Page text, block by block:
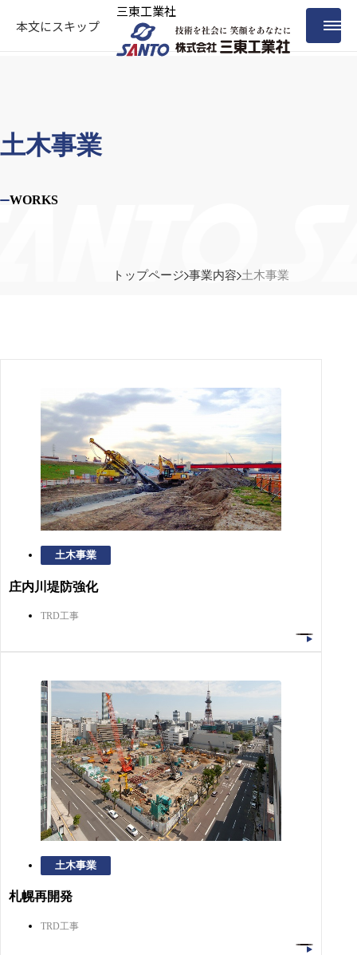
本文にスキップ
三東工業社
土木事業
WORKS
トップページ 事業内容 土木事業
土木事業
庄内川堤防強化
TRD工事
土木事業
札幌再開発
TRD工事